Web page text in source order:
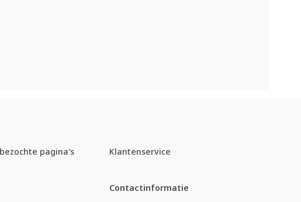
pagina's Klantenservice
Contactinformatie